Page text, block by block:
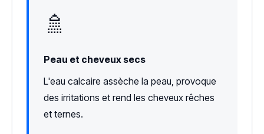
🚿
Peau et cheveux secs
L'eau calcaire assèche la peau, provoque
des irritations et rend les cheveux rêches
et ternes.